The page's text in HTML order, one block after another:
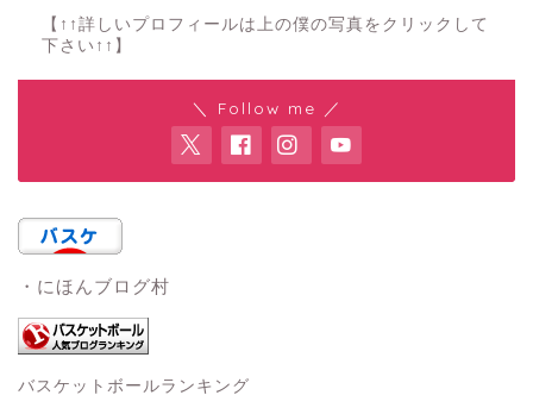
【↑↑詳しいプロフィールは上の僕の写真をクリックして
下さい↑↑】
＼ Follow me ／
・にほんブログ村
バスケットボールランキング